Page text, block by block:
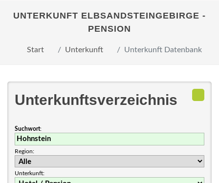
UNTERKUNFT ELBSANDSTEINGEBIRGE -
PENSION
Start Unterkunft Unterkunft Datenbank
Unterkunftsverzeichnis
Suchwort:
Region:
Unterkunft: